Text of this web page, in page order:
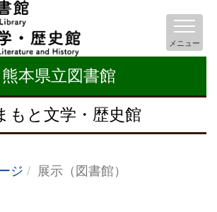
熊本県立図書館
もと文学・歴史館
メニュー
ジ 展示（図書館）